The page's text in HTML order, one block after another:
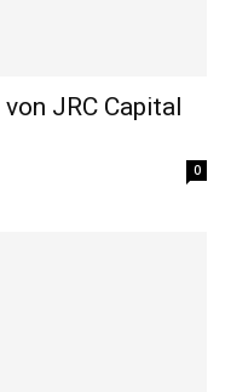
JRC Capital
0